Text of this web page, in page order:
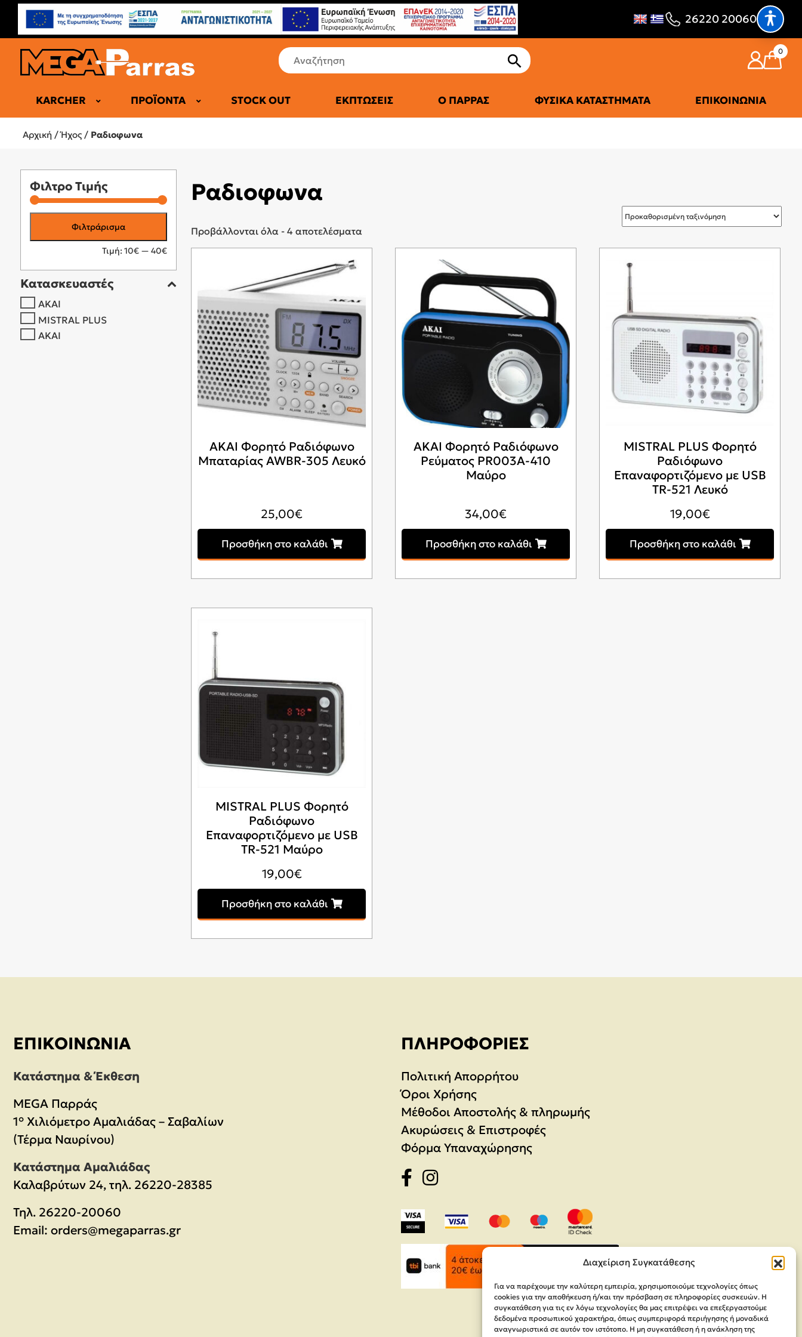
Διαχείριση Συγκατάθεσης
Για να παρέχουμε την καλύτερη εμπειρία, χρησιμοποιούμε τεχνολογίες όπως
cookies για την αποθήκευση ή/και την πρόσβαση σε πληροφορίες συσκευών. Η
συγκατάθεση για τις εν λόγω τεχνολογίες θα μας επιτρέψει να επεξεργαστούμε
δεδομένα προσωπικού χαρακτήρα, όπως συμπεριφορά περιήγησης ή μοναδικά
αναγνωριστικά σε αυτόν τον ιστότοπο. Η μη συγκατάθεση ή η ανάκληση της
26220 20060
0
KARCHER ΠΡΟΪΌΝΤΑ STOCK OUT ΕΚΠΤΏΣΕΙΣ Ο ΠΑΡΡΆΣ ΦΥΣΙΚΆ ΚΑΤΑΣΤΉΜΑΤΑ ΕΠΙΚΟΙΝΩΝΊΑ
Αρχική /Ήχος / Ραδιοφωνα
Φιλτρο Τιμής
τιμή
τιμή
Φιλτράρισμα
Τιμή: 10€ — 40€
Κατασκευαστές
AKAI
MISTRAL PLUS
ΑΚΑΙ
Ραδιοφωνα
Προβάλλονται όλα - 4 αποτελέσματα
AKAI Φορητό Ραδιόφωνο
Μπαταρίας AWBR-305 Λευκό
25,00€
Προσθήκη στο καλάθι
AKAI Φορητό Ραδιόφωνο
Ρεύματος PR003A-410
Μαύρο
34,00€
Προσθήκη στο καλάθι
MISTRAL PLUS Φορητό
Ραδιόφωνο
Επαναφορτιζόμενο με USB
TR-521 Λευκό
19,00€
Προσθήκη στο καλάθι
MISTRAL PLUS Φορητό
Ραδιόφωνο
Επαναφορτιζόμενο με USB
TR-521 Μαύρο
19,00€
Προσθήκη στο καλάθι
ΕΠΙΚΟΙΝΩΝΊΑ
Κατάστημα & Έκθεση
MEGA Παρράς
1° Χιλιόμετρο Αμαλιάδας – Σαβαλίων
(Τέρμα Ναυρίνου)
Κατάστημα Αμαλιάδας
Καλαβρύτων 24, τηλ. 26220-28385
Τηλ. 26220-20060
Email: orders@megaparras.gr
ΠΛΗΡΟΦΟΡΊΕΣ
Πολιτική Απορρήτου
Όροι Χρήσης
Μέθοδοι Αποστολής & πληρωμής
Ακυρώσεις & Επιστροφές
Φόρμα Υπαναχώρησης